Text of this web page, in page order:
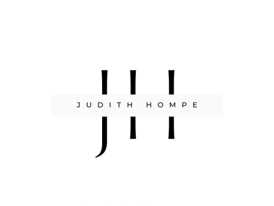
Personal Blog Wordpress Theme